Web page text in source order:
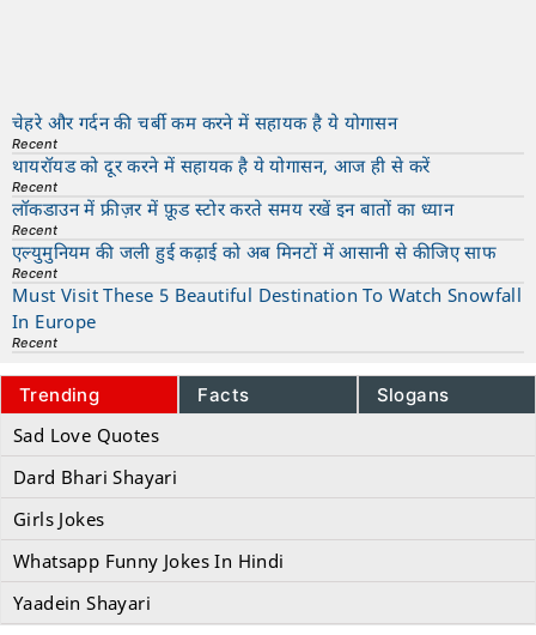
चेहरे और गर्दन की चर्बी कम करने में सहायक है ये योगासन
Recent
थायरॉयड को दूर करने में सहायक है ये योगासन, आज ही से करें
Recent
लॉकडाउन में फ्रीज़र में फ़ूड स्टोर करते समय रखें इन बातों का ध्यान
Recent
एल्युमुनियम की जली हुई कढ़ाई को अब मिनटों में आसानी से कीजिए साफ
Recent
Must Visit These 5 Beautiful Destination To Watch Snowfall
In Europe
Recent
Trending Facts Slogans
Sad Love Quotes
Dard Bhari Shayari
Girls Jokes
Whatsapp Funny Jokes In Hindi
Yaadein Shayari